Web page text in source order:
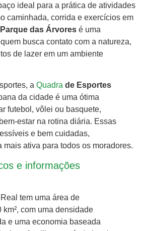
ideal para a prática de atividades
caminhada, corrida e exercícios em
Parque das Árvores é uma
busca contato com a natureza,
de lazer em um ambiente
a Quadra de Esportes
da cidade é uma ótima
futebol, vôlei ou basquete,
estar na rotina diária. Essas
e bem cuidadas,
mais ativa para todos os moradores.
e informações
tem uma área de
com uma densidade
e uma economia baseada